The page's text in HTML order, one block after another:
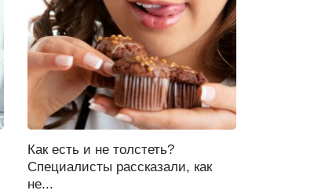
Как есть и не толстеть?
Специалисты рассказали, как
не...